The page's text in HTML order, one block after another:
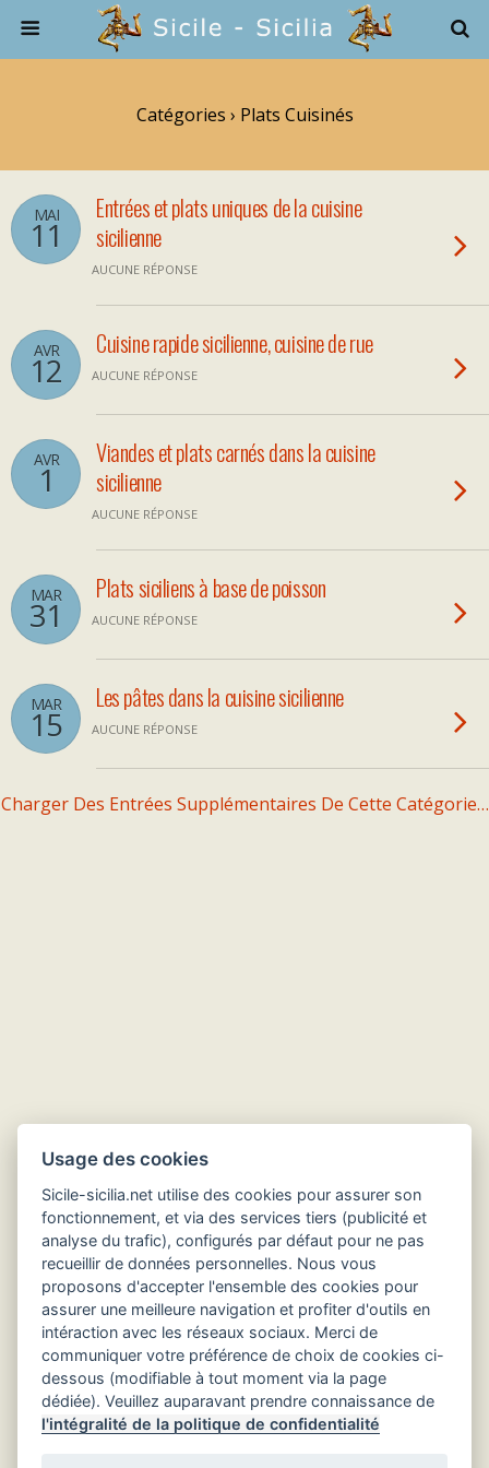
Catégories › Plats Cuisinés
MAI
11
Entrées et plats uniques de la cuisine
sicilienne
AUCUNE RÉPONSE
AVR
12
Cuisine rapide sicilienne, cuisine de rue
AUCUNE RÉPONSE
AVR
1
Viandes et plats carnés dans la cuisine
sicilienne
AUCUNE RÉPONSE
MAR
31
Plats siciliens à base de poisson
AUCUNE RÉPONSE
MAR
15
Les pâtes dans la cuisine sicilienne
AUCUNE RÉPONSE
Charger Des Entrées Supplémentaires De Cette Catégorie…
Hôtels en Sicile
Usage des cookies
Sicile-sicilia.net utilise des cookies pour assurer son
fonctionnement, et via des services tiers (publicité et
analyse du trafic), configurés par défaut pour ne pas
recueillir de données personnelles. Nous vous
proposons d'accepter l'ensemble des cookies pour
assurer une meilleure navigation et profiter d'outils en
intéraction avec les réseaux sociaux. Merci de
communiquer votre préférence de choix de cookies ci-
dessous (modifiable à tout moment via la page
dédiée). Veuillez auparavant prendre connaissance de
l'intégralité de la politique de confidentialité